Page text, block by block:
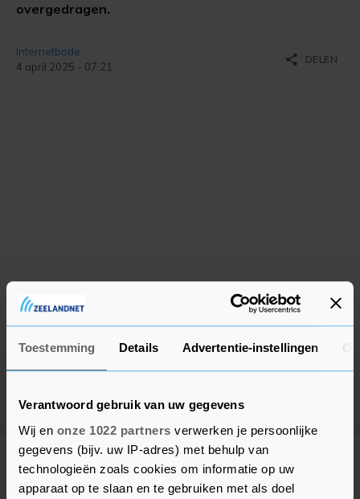
Toestemming Details Advertentie-instellingen
Verantwoord gebruik van uw gegevens
Wij en onze 1022 partners verwerken je persoonlijke
gegevens (bijv. uw IP-adres) met behulp van
technologieën zoals cookies om informatie op uw
apparaat op te slaan en te gebruiken met als doel
overgedragen.
Internetbode
4 april 2025 - 07:21
share DELEN
Meer uit Beveland